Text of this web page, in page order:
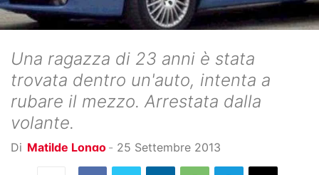
Una ragazza di 23 anni è stata
trovata dentro un'auto, intenta a
rubare il mezzo. Arrestata dalla
volante.
Di Matilde Longo - 25 Settembre 2013